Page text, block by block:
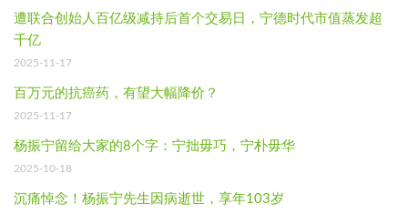
遭联合创始人百亿级减持后首个交易日，宁德时代市值蒸发超
千亿
2025-11-17
百万元的抗癌药，有望大幅降价？
2025-11-17
杨振宁留给大家的8个字：宁拙毋巧，宁朴毋华
2025-10-18
沉痛悼念！杨振宁先生因病逝世，享年103岁